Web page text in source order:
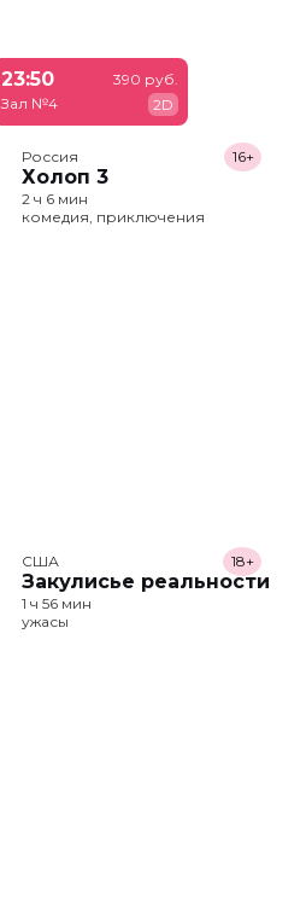
23:50
Зал №4
390 руб.
2D
Россия
Холоп 3
16+
2 ч 6 мин
комедия, приключения
США
Закулисье реальности
18+
1 ч 56 мин
ужасы